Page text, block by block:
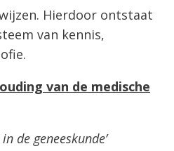
Hierdoor ontstaat
van kennis,
van de medische
de geneeskunde’